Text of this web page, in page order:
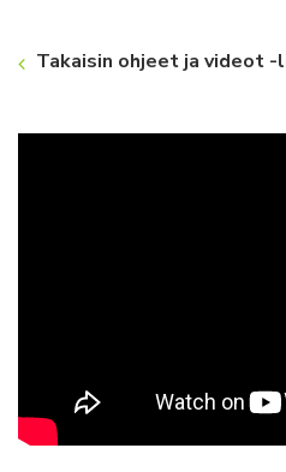
Takaisin ohjeet ja videot